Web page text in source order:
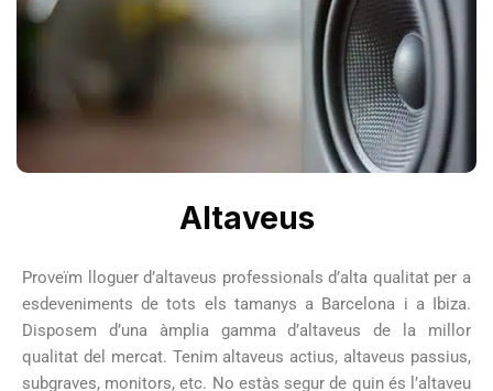
Altaveus
Proveïm lloguer d’altaveus professionals d’alta qualitat per a
esdeveniments de tots els tamanys a Barcelona i a Ibiza.
Disposem d’una àmplia gamma d’altaveus de la millor
qualitat del mercat. Tenim altaveus actius, altaveus passius,
subgraves, monitors, etc. No estàs segur de quin és l’altaveu